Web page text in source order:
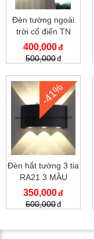
Đèn tường ngoài
trời cổ điển TN
273C
400,000
500,000
-41%
Đèn hắt tường 3 tia
RA21 3 MẦU
350,000
600,000